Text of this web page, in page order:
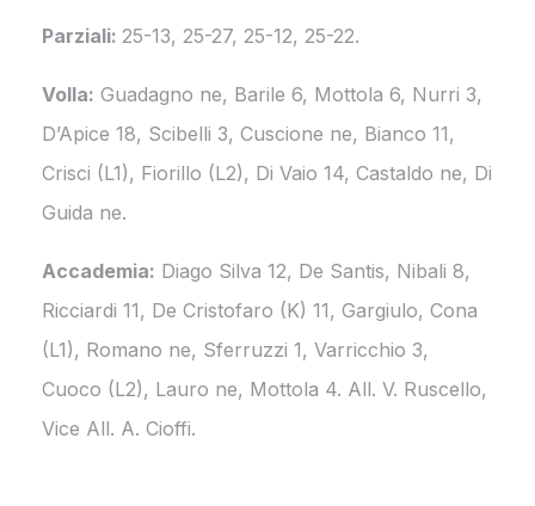
Parziali: 25-13, 25-27, 25-12, 25-22.
Volla: Guadagno ne, Barile 6, Mottola 6, Nurri 3,
D’Apice 18, Scibelli 3, Cuscione ne, Bianco 11,
Crisci (L1), Fiorillo (L2), Di Vaio 14, Castaldo ne, Di
Guida ne.
Accademia: Diago Silva 12, De Santis, Nibali 8,
Ricciardi 11, De Cristofaro (K) 11, Gargiulo, Cona
(L1), Romano ne, Sferruzzi 1, Varricchio 3,
Cuoco (L2), Lauro ne, Mottola 4. All. V. Ruscello,
Vice All. A. Cioffi.